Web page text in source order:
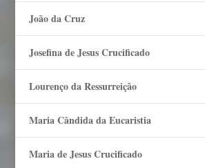
João da Cruz
Josefina de Jesus Crucificado
Lourenço da Ressurreição
Maria Cândida da Eucaristia
Maria de Jesus Crucificado